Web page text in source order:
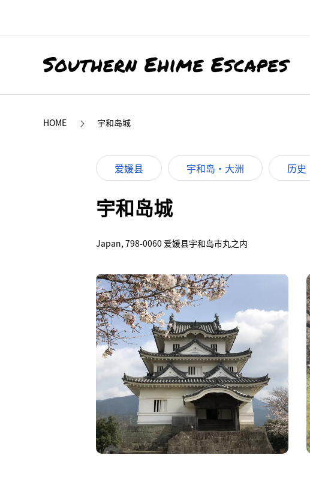
HOME 宇和岛城
爱媛县 宇和岛・大洲 历史
宇和岛城
Japan, 798-0060 爱媛县宇和岛市丸之内